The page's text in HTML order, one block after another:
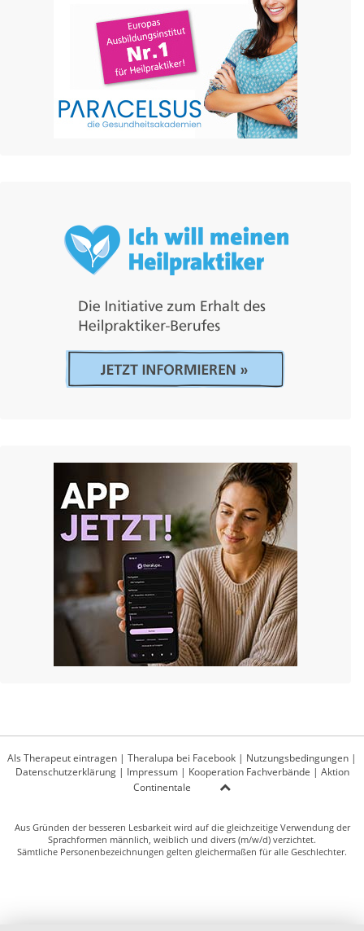
Als Therapeut eintragen | Theralupa bei Facebook | Nutzungsbedingungen |
Datenschutzerklärung| Impressum| Kooperation Fachverbände | Aktion
Continentale
Aus Gründen der besseren Lesbarkeit wird auf die gleichzeitige Verwendung der
Sprachformen männlich, weiblich und divers (m/w/d) verzichtet.
Sämtliche Personenbezeichnungen gelten gleichermaßen für alle Geschlechter.